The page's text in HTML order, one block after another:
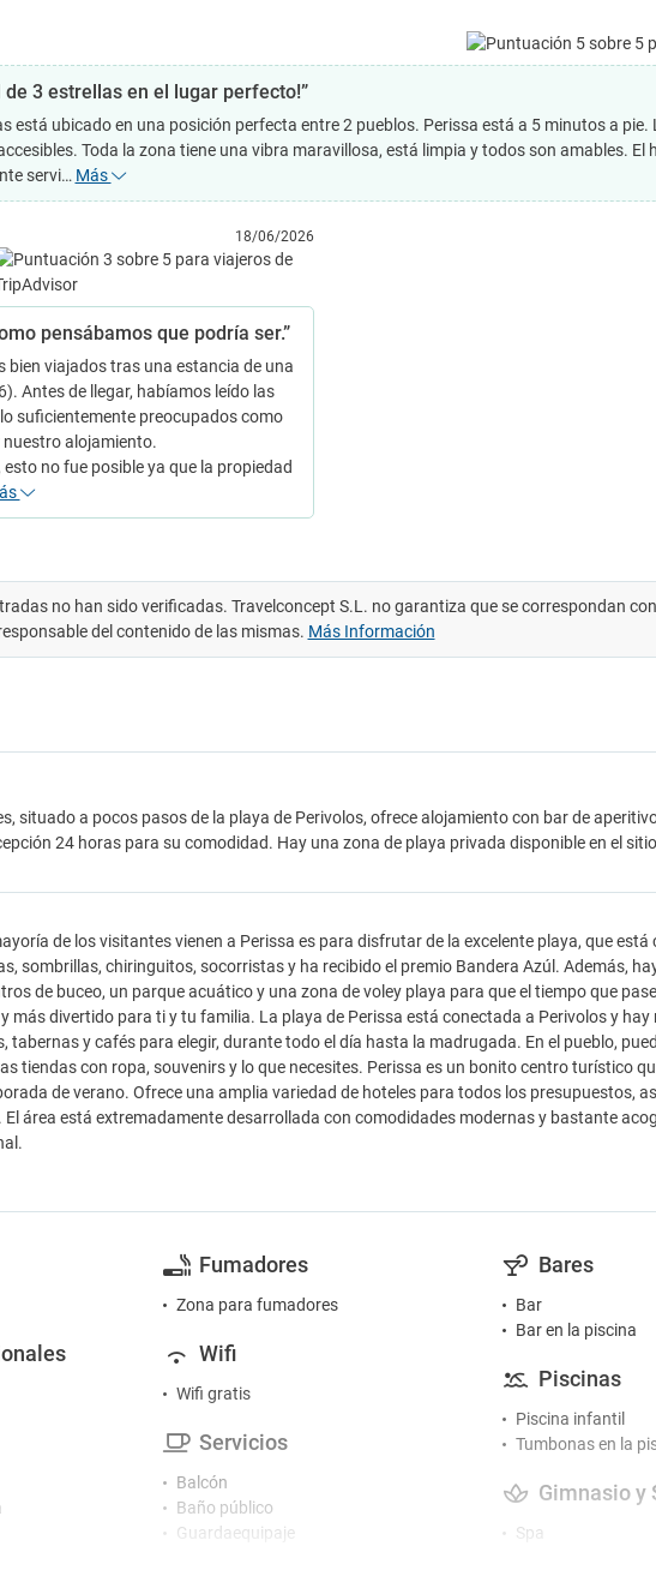
de 3 estrellas en el lugar perfecto!”
está ubicado en una posición perfecta entre 2 pueblos. Perissa está a 5 minutos a
Toda la zona tiene una vibra maravillosa, está limpia y todos son amables. El
servi… Más
18/06/2026
pensábamos que podría ser.”
bien viajados tras una estancia de una
Antes de llegar, habíamos leído las
suficientemente preocupados como
alojamiento.
no fue posible ya que la propiedad
no han sido verificadas. Travelconcept S.L. no garantiza que se correspondan
del contenido de las mismas. Más Información
situado a pocos pasos de la playa de Perivolos, ofrece alojamiento con bar de
24 horas para su comodidad. Hay una zona de playa privada disponible en el
de los visitantes vienen a Perissa es para disfrutar de la excelente playa, que
sombrillas, chiringuitos, socorristas y ha recibido el premio Bandera Azúl. Además,
de buceo, un parque acuático y una zona de voley playa para que el tiempo que
más divertido para ti y tu familia. La playa de Perissa está conectada a Perivolos y hay
tabernas y cafés para elegir, durante todo el día hasta la madrugada. En el pueblo,
tiendas con ropa, souvenirs y lo que necesites. Perissa es un bonito centro turístico
de verano. Ofrece una amplia variedad de hoteles para todos los presupuestos,
área está extremadamente desarrollada con comodidades modernas y bastante
Fumadores
Zona para fumadores
Wifi
Wifi gratis
Servicios
Balcón
Baño público
Guardaequipaje
Bares
Bar
Bar en la piscina
Piscinas
Piscina infantil
Tumbonas en la
Gimnasio y
Spa